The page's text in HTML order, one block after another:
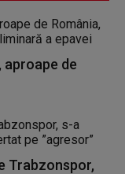
aproape de
Trabzonspor,